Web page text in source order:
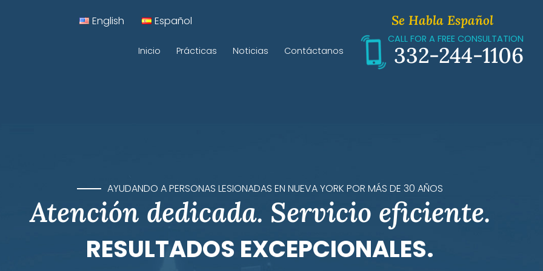
English Español Se Habla Español
CALL FOR A FREE CONSULTATION
332-244-1106
Inicio Prácticas
Accidentes Laborales
Administración y Litigio de Herencias
Noticias Contáctanos
AYUDANDO A PERSONAS LESIONADAS EN NUEVA YORK POR MÁS DE 30 AÑOS
Atención dedicada. Servicio eficiente.
RESULTADOS EXCEPCIONALES.